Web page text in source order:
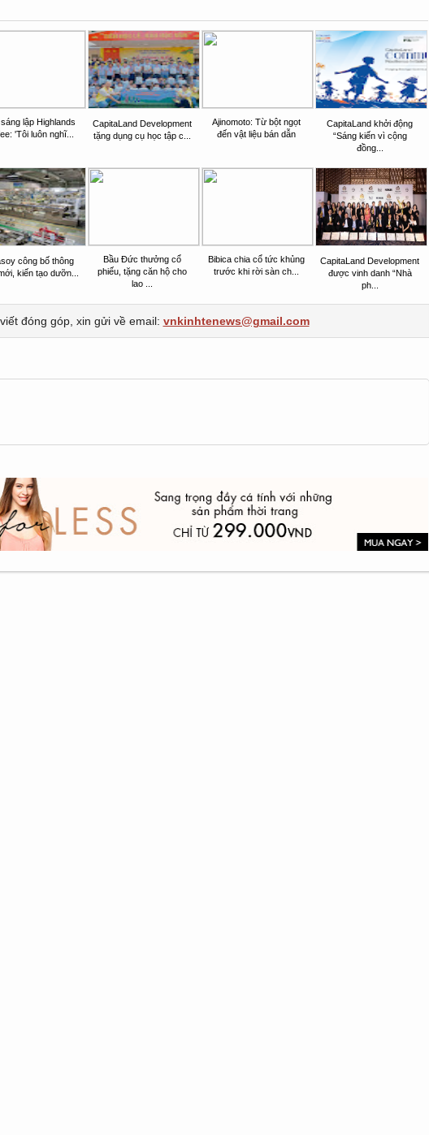
lập Highlands
'Tôi luôn nghĩ...
CapitaLand Development
tặng dụng cụ học tập c...
Ajinomoto: Từ bột ngọt
đến vật liệu bán dẫn
CapitaLand khởi động
“Sáng kiến vì cộng
đồng...
công bố thông
kiến tạo dưỡn...
Bầu Đức thưởng cổ
phiếu, tặng căn hộ cho
lao ...
Bibica chia cổ tức khủng
trước khi rời sàn ch...
CapitaLand Development
được vinh danh “Nhà
ph...
đóng góp, xin gửi về email: vnkinhtenews@gmail.com